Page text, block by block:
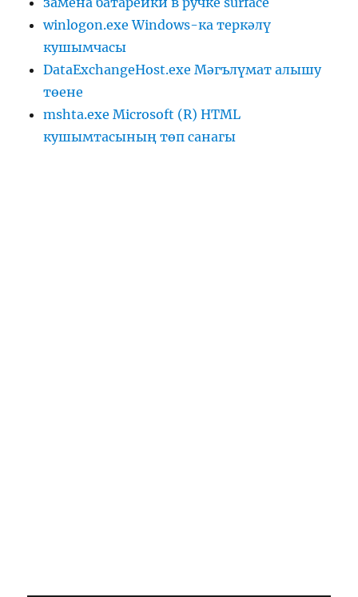
winlogon.exe Windows-ка теркәлү
кушымчасы
DataExchangeHost.exe Мәгълүмат алышу
төене
mshta.exe Microsoft (R) HTML
кушымтасының төп санагы